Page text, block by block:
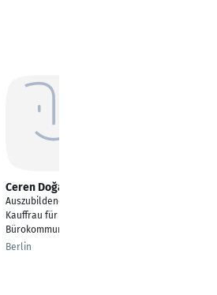
Ceren Doğangüzel
Auszubildende als
Kauffrau für
Bürokommunikation
Berlin